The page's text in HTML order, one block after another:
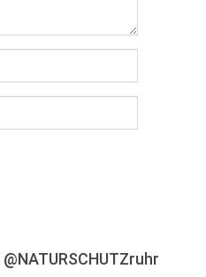
@NATURSCHUTZruhr